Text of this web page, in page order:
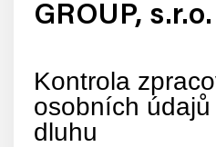
GROUP, s.r.o.
Kontrola
osobních
dluhu